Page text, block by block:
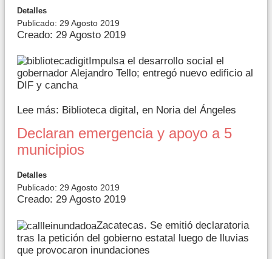
Detalles
Publicado: 29 Agosto 2019
Creado: 29 Agosto 2019
Impulsa el desarrollo social el
gobernador Alejandro Tello; entregó nuevo edificio al
DIF y cancha
Lee más: Biblioteca digital, en Noria del Ángeles
Declaran emergencia y apoyo a 5
municipios
Detalles
Publicado: 29 Agosto 2019
Creado: 29 Agosto 2019
Zacatecas. Se emitió declaratoria
tras la petición del gobierno estatal luego de lluvias
que provocaron inundaciones